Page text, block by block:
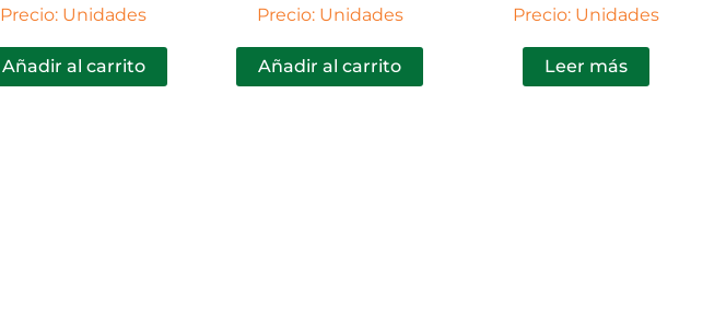
Precio: Unidades
Añadir al carrito
Precio: Unidades
Añadir al carrito
Precio: Unidades
Leer más